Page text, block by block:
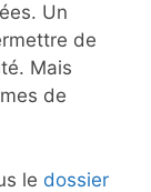
Un
de
Mais
de
le dossier